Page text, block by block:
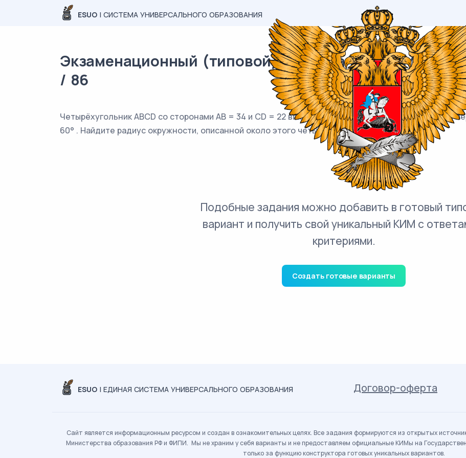
ESUO | СИСТЕМА УНИВЕРСАЛЬНОГО ОБРАЗОВАНИЯ
Экзаменационный (типовой) материал ОГЭ /
/ 86
Четырёхугольник ABCD со сторонами AB = 34 и CD = 22 вписан в окружность. Диагонали AC и BD
60° . Найдите радиус окружности, описанной около этого четырёхугольника.
Подобные задания можно добавить в готовый
вариант и получить свой уникальный КИМ с
критериями.
Создать готовые варианты
ESUO | ЕДИНАЯ СИСТЕМА УНИВЕРСАЛЬНОГО ОБРАЗОВАНИЯ Договор-оферта
Сайт является информационным ресурсом и создан в ознакомительных целях. Все задания формируются из открытых
Министерства образования РФ и ФИПИ. Мы не храним у себя варианты и не предоставляем официальные КИМы на
только за функцию конструктора готовых уникальных вариантов.